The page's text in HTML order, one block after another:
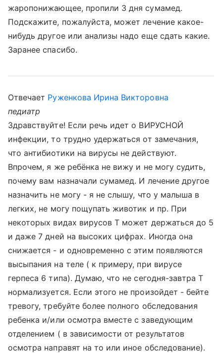
жаропонижающее, пропили 3 дня сумамед.
Подскажите, пожалуйста, может лечение какое-
нибудь другое или анализы надо еще сдать какие.
Заранее спасибо.
Отвечает Руженкова Ирина Викторовна
педиатр
Здравствуйте! Если речь идет о ВИРУСНОЙ
инфекции, то трудно удержаться от замечания,
что антибиотики на вирусы не действуют.
Впрочем, я же ребёнка не вижу и не могу судить,
почему вам назначали сумамед. И лечение другое
назначить не могу - я не слышу, что у малыша в
легких, не могу пощупать животик и пр. При
некоторых видах вирусов Т может держаться до 5
и даже 7 дней на высоких цифрах. Иногда она
снижается - и одновременно с этим появляются
высыпания на теле ( к примеру, при вирусе
герпеса 6 типа). Думаю, что не сегодня-завтра Т
нормализуется. Если этого не произойдет - бейте
тревогу, требуйте более полного обследования
ребенка и/или осмотра вместе с заведующим
отделением ( в зависимости от результатов
осмотра направят на то или иное обследование).